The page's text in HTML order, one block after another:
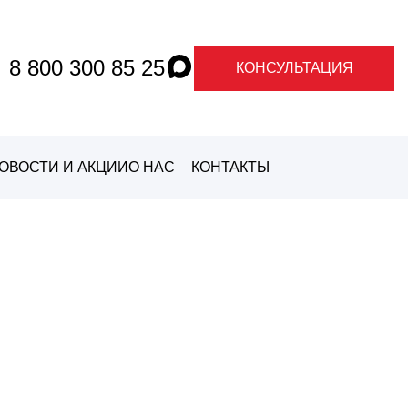
8 800 300 85 25 КОНСУЛЬТАЦИЯ
И АКЦИИО НАС КОНТАКТЫ